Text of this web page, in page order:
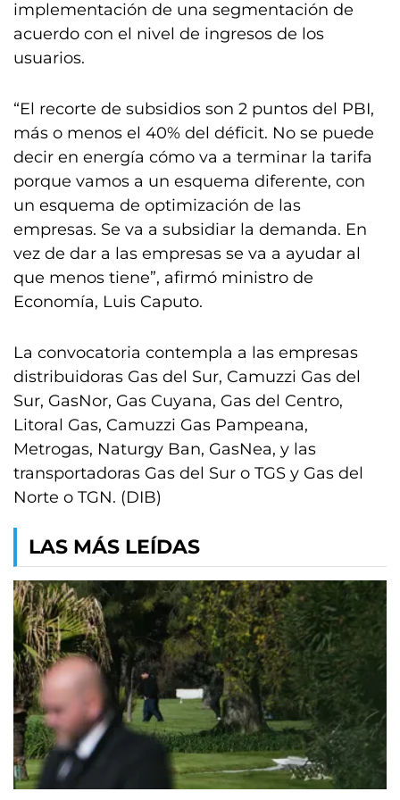
implementación de una segmentación de
acuerdo con el nivel de ingresos de los
usuarios.
“El recorte de subsidios son 2 puntos del PBI,
más o menos el 40% del déficit. No se puede
decir en energía cómo va a terminar la tarifa
porque vamos a un esquema diferente, con
un esquema de optimización de las
empresas. Se va a subsidiar la demanda. En
vez de dar a las empresas se va a ayudar al
que menos tiene”, afirmó ministro de
Economía, Luis Caputo.
La convocatoria contempla a las empresas
distribuidoras Gas del Sur, Camuzzi Gas del
Sur, GasNor, Gas Cuyana, Gas del Centro,
Litoral Gas, Camuzzi Gas Pampeana,
Metrogas, Naturgy Ban, GasNea, y las
transportadoras Gas del Sur o TGS y Gas del
Norte o TGN. (DIB)
LAS MÁS LEÍDAS